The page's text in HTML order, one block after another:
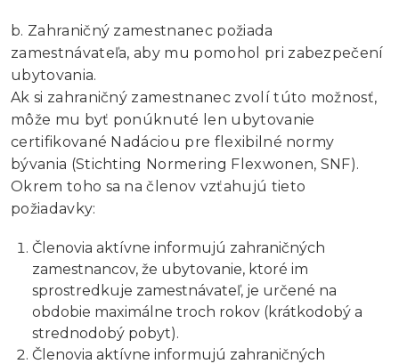
b. Zahraničný zamestnanec požiada
zamestnávateľa, aby mu pomohol pri zabezpečení
ubytovania.
Ak si zahraničný zamestnanec zvolí túto možnosť,
môže mu byť ponúknuté len ubytovanie
certifikované Nadáciou pre flexibilné normy
bývania (Stichting Normering Flexwonen, SNF).
Okrem toho sa na členov vzťahujú tieto
požiadavky:
Členovia aktívne informujú zahraničných
zamestnancov, že ubytovanie, ktoré im
sprostredkuje zamestnávateľ, je určené na
obdobie maximálne troch rokov (krátkodobý a
strednodobý pobyt).
Členovia aktívne informujú zahraničných